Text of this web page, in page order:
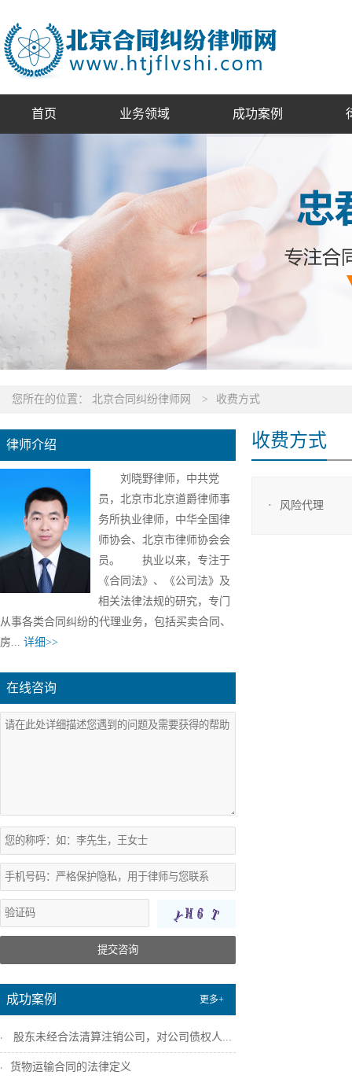
首页 业务领域 成功案例
您所在的位置： 北京合同纠纷律师网 > 收费方式
律师介绍
刘晓野律师，中共党
员，北京市北京道爵律师事
务所执业律师，中华全国律
师协会、北京市律师协会会
员。 执业以来，专注于
《合同法》、《公司法》及
相关法律法规的研究，专门
从事各类合同纠纷的代理业务，包括买卖合同、
房... 详细>>
在线咨询
提交咨询
成功案例 更多+
股东未经合法清算注销公司，对公司债权人...
货物运输合同的法律定义
收费方式
风险代理